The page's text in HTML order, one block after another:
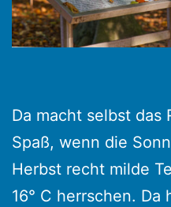
Da macht selbst das
Spaß, wenn die
Herbst recht milde
16° C herrschen.